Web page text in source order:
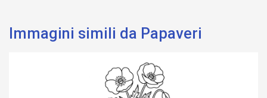
Immagini simili da Papaveri